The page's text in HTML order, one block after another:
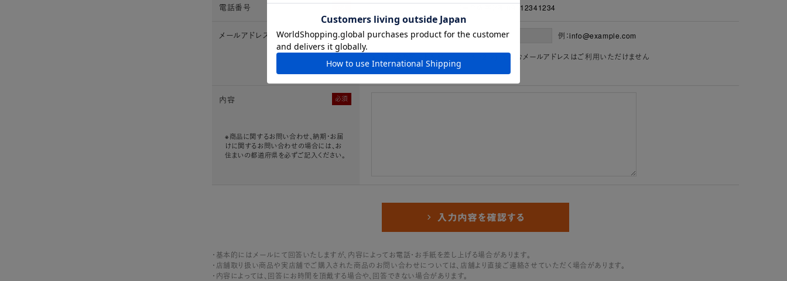
必須
電話番号 （半角数字）例：09012341234
必須
メールアドレス 例：info@example.com
※「.@ (@の前にドット)」、「.. (ドット2つ)」を含むメールアドレスはご利用いただけません
必須
内容
※商品に関するお問い合わせ、納期・お届
けに関するお問い合わせの場合には、お
住まいの都道府県を必ずご記入ください。
・基本的にはメールにて回答いたしますが、内容によってお電話・お手紙を差し上げる場合があります。
・店舗取り扱い商品や実店舗でご購入された商品のお問い合わせについては、店舗より直接ご連絡させていただく場合があります。
・内容によっては、回答にお時間を頂戴する場合や、回答できない場合があります。